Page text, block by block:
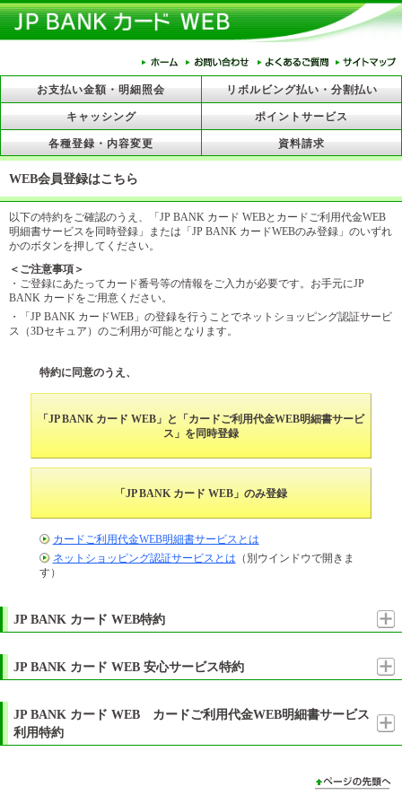
WEB会員登録はこちら
以下の特約をご確認のうえ、「JP BANK カード WEBとカードご利用代金WEB
明細書サービスを同時登録」または「JP BANK カードWEBのみ登録」のいずれ
かのボタンを押してください。
＜ご注意事項＞
・ご登録にあたってカード番号等の情報をご入力が必要です。お手元にJP
BANK カードをご用意ください。
・「JP BANK カードWEB」の登録を行うことでネットショッピング認証サービ
ス（3Dセキュア）のご利用が可能となります。
特約に同意のうえ、
「JP BANK カード WEB」と「カードご利用代金WEB明細書サービ
ス」を同時登録
「JP BANK カード WEB」のみ登録
カードご利用代金WEB明細書サービスとは
ネットショッピング認証サービスとは （別ウインドウで開きま
す）
JP BANK カード WEB特約
この特約は、株式会社ゆうちょ銀行（以下「当行」といいます）に対し、この
特約及びJP BANK VISA カード/マスターカード会員規定（以下「会員規定」と
員」といいます）のうち、当行所定の方法で当行がインターネット上で運営す
る「JP BANK カード WEB」（以下「このサービス」といいます）の利用登録
を行った方（以下「利用者」といいます）に適用します。
（1） このサービスの内容は、会員属性照会やカード利用金額照会その他の
JP BANK カード WEB 安心サービス特約
（1） JP BANK カード WEB特約第5条（認証情報の管理）において、当行
は、第三者により利用者のJP BANK カード WEBの認証情報が不正利用さ
れ、かつ同条第２項の警察及び当行への届出がなされたときは、この特約
（2） 当行が、安心サービスでてん補する損害は、下記の条件を全て満たし
JP BANK カード WEB カードご利用代金WEB明細書サービス
利用特約
（1） 「カードご利用代金WEB明細書サービス」（以下「このサービス」と
いいます。）は、株式会社ゆうちょ銀行（以下「当行」といいます。）の